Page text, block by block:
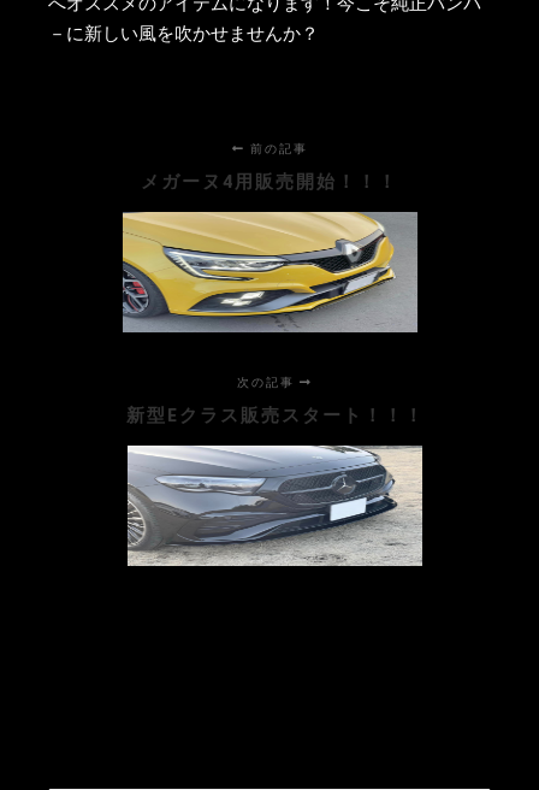
－に新しい風を吹かせませんか？
前の記事
メガーヌ4用販売開始！！！
次の記事
新型Eクラス販売スタート！！！